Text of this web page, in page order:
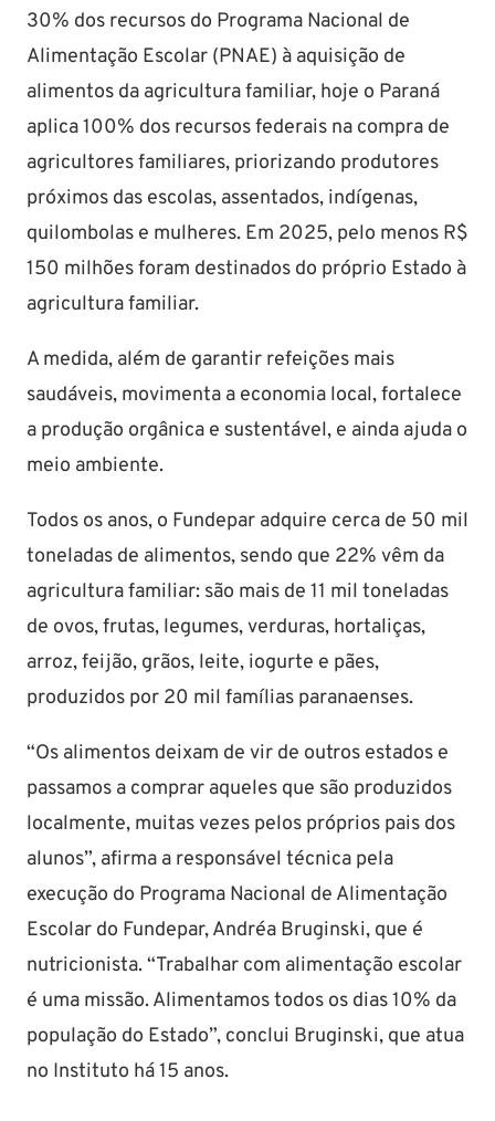
30% dos recursos do Programa Nacional de
Alimentação Escolar (PNAE) à aquisição de
alimentos da agricultura familiar, hoje o Paraná
aplica 100% dos recursos federais na compra de
agricultores familiares, priorizando produtores
próximos das escolas, assentados, indígenas,
quilombolas e mulheres. Em 2025, pelo menos R$
150 milhões foram destinados do próprio Estado à
agricultura familiar.
A medida, além de garantir refeições mais
saudáveis, movimenta a economia local, fortalece
a produção orgânica e sustentável, e ainda ajuda o
meio ambiente.
Todos os anos, o Fundepar adquire cerca de 50 mil
toneladas de alimentos, sendo que 22% vêm da
agricultura familiar: são mais de 11 mil toneladas
de ovos, frutas, legumes, verduras, hortaliças,
arroz, feijão, grãos, leite, iogurte e pães,
produzidos por 20 mil famílias paranaenses.
“Os alimentos deixam de vir de outros estados e
passamos a comprar aqueles que são produzidos
localmente, muitas vezes pelos próprios pais dos
alunos”, afirma a responsável técnica pela
execução do Programa Nacional de Alimentação
Escolar do Fundepar, Andréa Bruginski, que é
nutricionista. “Trabalhar com alimentação escolar
é uma missão. Alimentamos todos os dias 10% da
população do Estado”, conclui Bruginski, que atua
no Instituto há 15 anos.